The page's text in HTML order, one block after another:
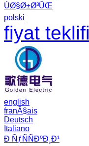
ÙØ§Ø±Ø³ÛŒ
polski
fiyat teklifi
english
franÃ§ais
Deutsch
Italiano
Ð ÑƒÑÑÐºÐ¸Ð¹